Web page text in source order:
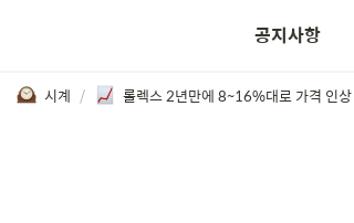
공지사항
시계 / 롤렉스 2년만에 8~16%대로 가격 인상